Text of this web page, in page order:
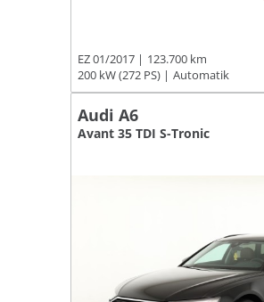
EZ 01/2017
123.700 km
200 kW (272 PS)
Automatik
Audi A6
Avant 35 TDI S-Tronic